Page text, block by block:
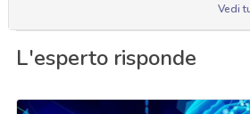
Vedi
L'esperto risponde